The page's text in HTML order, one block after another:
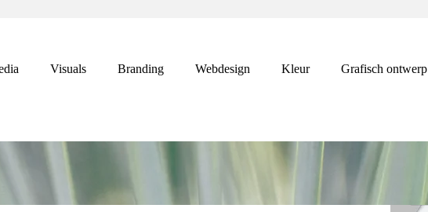
Visuals Branding Webdesign Kleur Grafisch ontwerp